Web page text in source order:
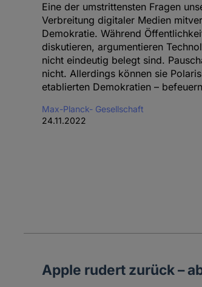
Eine der umstrittensten Fragen
Verbreitung digitaler Medien
Demokratie. Während
diskutieren, argumentieren
nicht eindeutig belegt sind.
nicht. Allerdings können sie
etablierten Demokratien –
Max-Planck- Gesellschaft
24.11.2022
Apple rudert zurück –